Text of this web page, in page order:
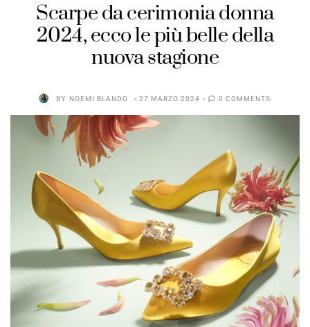
Scarpe da cerimonia donna
2024, ecco le più belle della
nuova stagione
BY NOEMI BLANDO 27 MARZO 2024 0 COMMENTS